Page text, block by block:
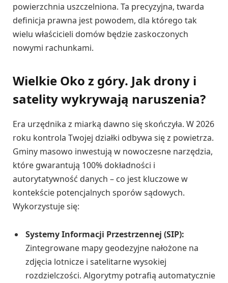
powierzchnia uszczelniona. Ta precyzyjna, twarda
definicja prawna jest powodem, dla którego tak
wielu właścicieli domów będzie zaskoczonych
nowymi rachunkami.
Wielkie Oko z góry. Jak drony i
satelity wykrywają naruszenia?
Era urzędnika z miarką dawno się skończyła. W 2026
roku kontrola Twojej działki odbywa się z powietrza.
Gminy masowo inwestują w nowoczesne narzędzia,
które gwarantują 100% dokładności i
autorytatywność danych – co jest kluczowe w
kontekście potencjalnych sporów sądowych.
Wykorzystuje się:
Systemy Informacji Przestrzennej (SIP):
Zintegrowane mapy geodezyjne nałożone na
zdjęcia lotnicze i satelitarne wysokiej
rozdzielczości. Algorytmy potrafią automatycznie